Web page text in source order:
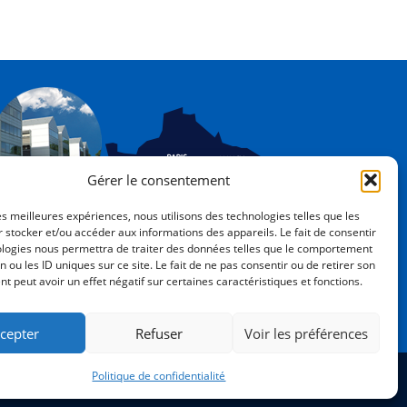
Gérer le consentement
meilleures expériences, nous utilisons des technologies telles que les
stocker et/ou accéder aux informations des appareils. Le fait de consentir
nous permettra de traiter des données telles que le comportement
ou les ID uniques sur ce site. Le fait de ne pas consentir ou de retirer son
peut avoir un effet négatif sur certaines caractéristiques et fonctions.
Refuser Voir les préférences
Politique de confidentialité
NATIONALE
DE GÉOLOGIE
rue du Doyen Marcel Roubault - BP 10162
Vandœuvre-les-Nancy cedex
72 74 46 00
UNIVERSITÉ DE LORRAINE